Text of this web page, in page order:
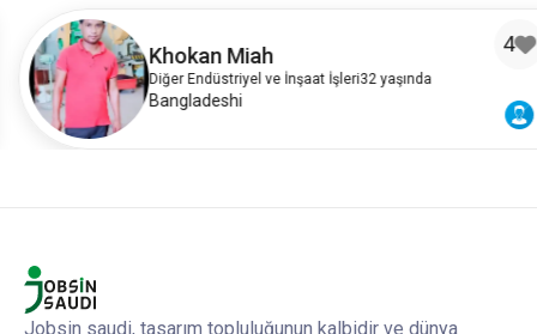
Khokan Miah
Diğer Endüstriyel ve İnşaat İşleri 32 yaşında
Bangladeshi
Jobsin saudi, tasarım topluluğunun kalbidir ve dünya